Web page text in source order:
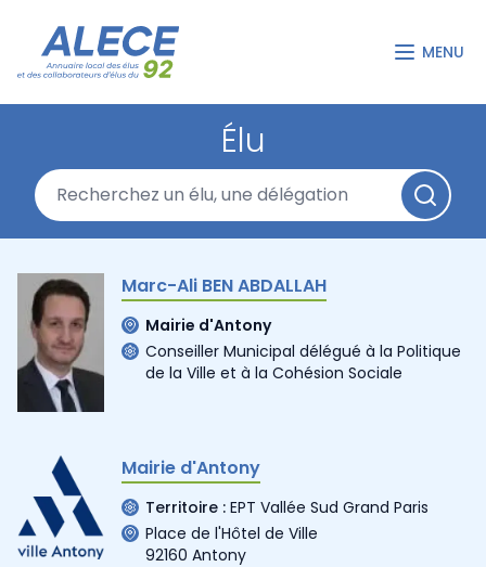
MENU
Élu
Marc-Ali BEN ABDALLAH
Mairie d'Antony
Conseiller Municipal délégué à la Politique
de la Ville et à la Cohésion Sociale
Mairie d'Antony
Territoire : EPT Vallée Sud Grand Paris
Place de l'Hôtel de Ville
92160 Antony